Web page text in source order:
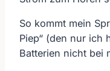
So kommt mein
Piep“ (den nur ich
Batterien nicht bei